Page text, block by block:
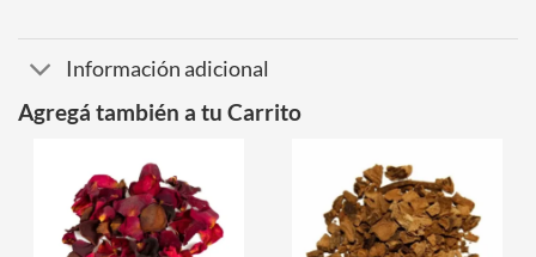
Información adicional
Agregá también a tu Carrito